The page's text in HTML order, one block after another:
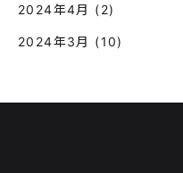
2024年4月 (2)
2024年3月 (10)